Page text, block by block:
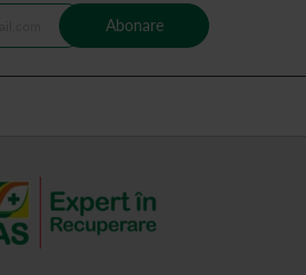
Abonare